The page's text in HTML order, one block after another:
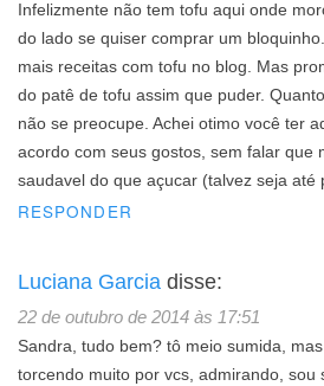
Infelizmente não tem tofu aqui onde
do lado se quiser comprar um
mais receitas com tofu no blog. Mas
do patê de tofu assim que puder.
não se preocupe. Achei otimo você ter
acordo com seus gostos, sem falar que
saudavel do que açucar (talvez seja até
RESPONDER
Luciana Garcia disse:
22 de outubro de 2014 às 17:51
Sandra, tudo bem? tô meio sumida,
torcendo muito por vcs, admirando, sou